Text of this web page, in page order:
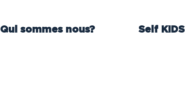
Qui sommes nous? Self KIDS